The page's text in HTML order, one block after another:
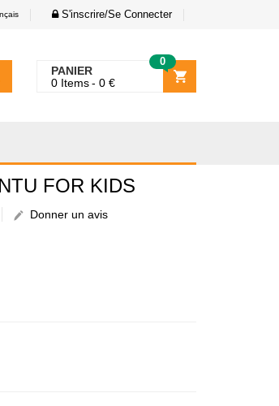
S'inscrire/Se Connecter
PANIER
0
0 Items 0 €
FOR KIDS
Donner un avis